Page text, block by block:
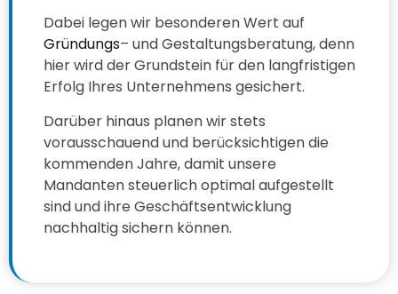
Dabei legen wir besonderen Wert auf
Gründungs– und Gestaltungsberatung, denn
hier wird der Grundstein für den langfristigen
Erfolg Ihres Unternehmens gesichert.
Darüber hinaus planen wir stets
vorausschauend und berücksichtigen die
kommenden Jahre, damit unsere
Mandanten steuerlich optimal aufgestellt
sind und ihre Geschäftsentwicklung
nachhaltig sichern können.